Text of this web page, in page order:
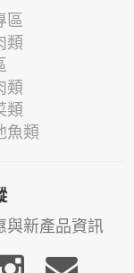
區
類
類
類
魚類
與新產品資訊